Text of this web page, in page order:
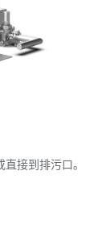
接到排污口。